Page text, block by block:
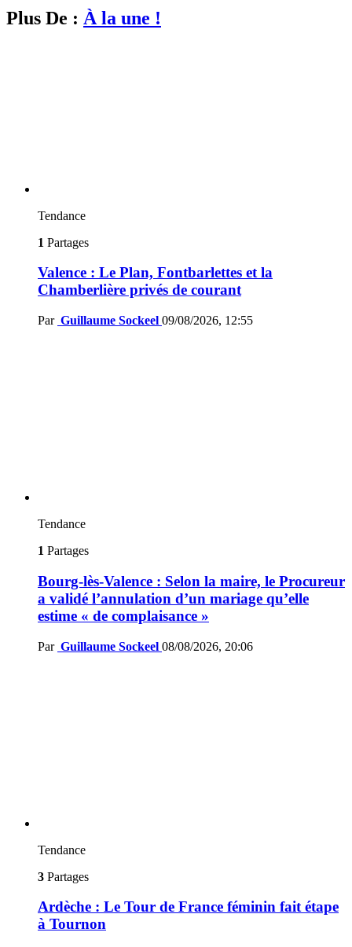
Plus De : À la une !
Tendance
1 Partages
Valence : Le Plan, Fontbarlettes et la
Chamberlière privés de courant
Par Guillaume Sockeel 09/08/2026, 12:55
Tendance
1 Partages
Bourg-lès-Valence : Selon la maire, le Procureur
a validé l’annulation d’un mariage qu’elle
estime « de complaisance »
Par Guillaume Sockeel 08/08/2026, 20:06
Tendance
3 Partages
Ardèche : Le Tour de France féminin fait étape
à Tournon